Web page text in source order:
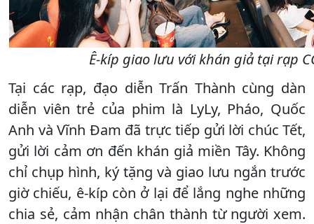
Ê-kíp giao lưu với khán giả tại rạp
Tại các rạp, đạo diễn Trấn Thành cùng dàn
diễn viên trẻ của phim là LyLy, Pháo, Quốc
Anh và Vĩnh Đam đã trực tiếp gửi lời chúc Tết,
gửi lời cảm ơn đến khán giả miền Tây. Không
chỉ chụp hình, ký tặng và giao lưu ngắn trước
giờ chiếu, ê-kíp còn ở lại để lắng nghe những
chia sẻ, cảm nhận chân thành từ người xem.